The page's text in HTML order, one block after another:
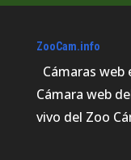
ZooCam.info
Cámaras web
Cámara web
vivo del Zoo